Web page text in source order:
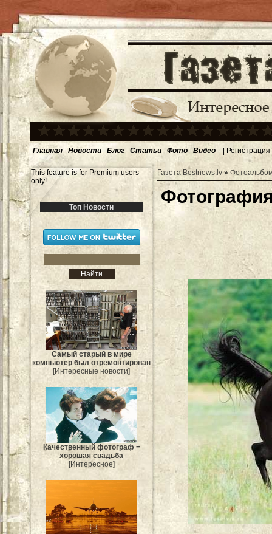
Главная Новости Блог Статьи Фото Видео | Регистрация
This feature is for Premium users
only!
Топ Новости
Самый старый в мире
компьютер был отремонтирован
[Интересные новости]
Качественный фотограф =
хорошая свадьба
[Интересное]
Газета Bestnews.lv»